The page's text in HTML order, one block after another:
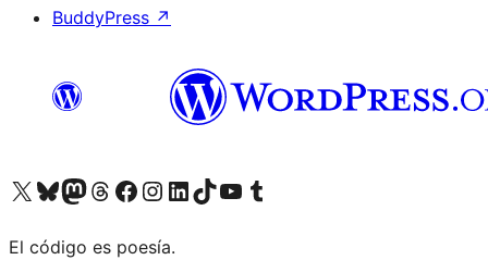
BuddyPress ↗
Visita nuestra cuenta de X (anteriormente Twitter)
Visita nuestra cuenta de Bluesky
Visita nuestra cuenta de Mastodon
Visita nuestra cuenta de Threads
Visita nuestra página de Facebook
Visita nuestra cuenta de Instagram
Visita nuestra cuenta de LinkedIn
Visita nuestra cuenta de TikTok
Visita nuestro canal de YouTube
Visita nuestra cuenta de Tumblr
El código es poesía.